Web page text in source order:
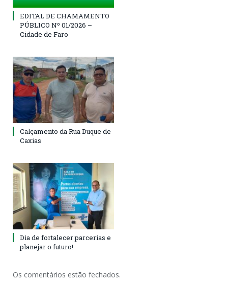
EDITAL DE CHAMAMENTO
PÚBLICO Nº 01/2026 –
Cidade de Faro
Calçamento da Rua Duque de
Caxias
Dia de fortalecer parcerias e
planejar o futuro!
Os comentários estão fechados.